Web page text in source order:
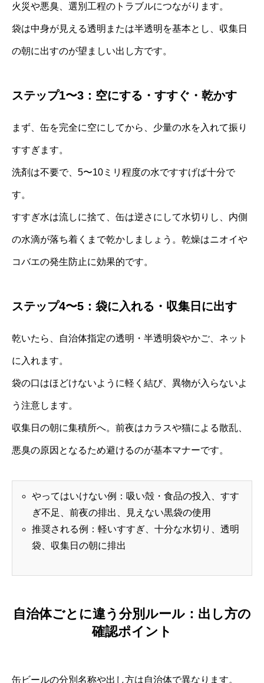
火災や悪臭、選別工程のトラブルにつながります。
袋は中身が見える透明または半透明を基本とし、収集日
の朝に出すのが望ましい出し方です。
ステップ1〜3：空にする・すすぐ・乾かす
まず、缶を完全に空にしてから、少量の水を入れて振り
すすぎます。
洗剤は不要で、5〜10ミリ程度の水ですすげば十分で
す。
すすぎ水は流しに捨て、缶は逆さにして水切りし、内側
の水滴が落ち着くまで乾かしましょう。乾燥はニオイや
コバエの発生防止に効果的です。
ステップ4〜5：袋に入れる・収集日に出す
乾いたら、自治体指定の透明・半透明袋やかご、ネット
に入れます。
袋の口はほどけないように軽く結び、異物が入らないよ
う注意します。
収集日の朝に集積所へ。前夜はカラスや猫による散乱、
悪臭の原因となるため避けるのが基本マナーです。
やってはいけない例：吸い殻・食品の投入、すす
ぎ不足、前夜の排出、見えない黒袋の使用
推奨される例：軽いすすぎ、十分な水切り、透明
袋、収集日の朝に排出
自治体ごとに違う分別ルール：出し方の
確認ポイント
缶ビールの分別名称や出し方は自治体で異なります。